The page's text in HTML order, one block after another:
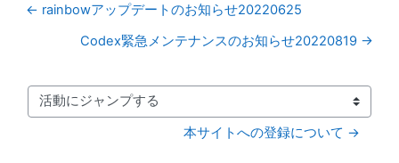
← rainbowアップデートのお知らせ20220625
Codex緊急メンテナンスのお知らせ20220819 →
活動にジャンプする
本サイトへの登録について →